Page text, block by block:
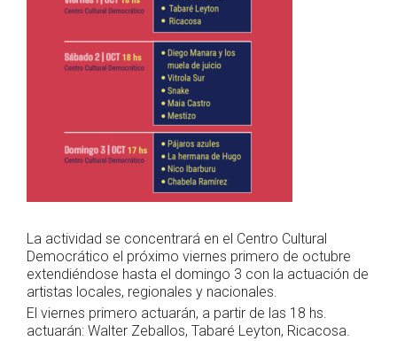
La actividad se concentrará en el Centro Cultural
Democrático el próximo viernes primero de octubre
extendiéndose hasta el domingo 3 con la actuación de
artistas locales, regionales y nacionales.
El viernes primero actuarán, a partir de las 18 hs.
actuarán: Walter Zeballos, Tabaré Leyton, Ricacosa.